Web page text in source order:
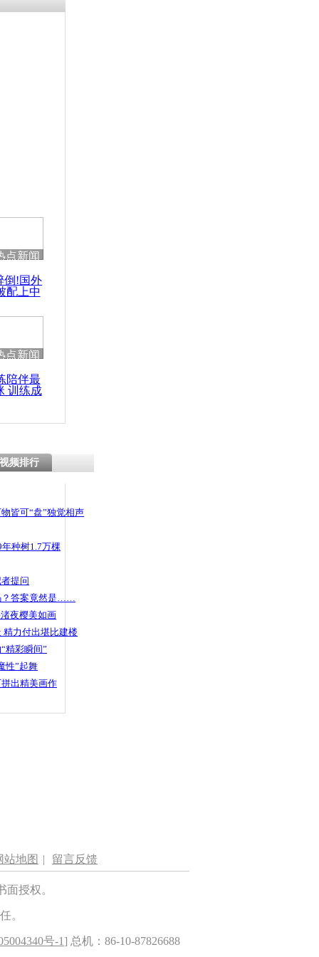
点新闻
倒!国外
配上中
点新闻
陪伴最
训练成
频排行
皆可“盘”独觉相声
种树1.7万棵
提问
？答案竟然是……
夜樱美如画
精力付出堪比建楼
精彩瞬间”
性”起舞
出精美画作
站地图 | 留言反馈
授权。
。
号-1] 总机：86-10-87826688